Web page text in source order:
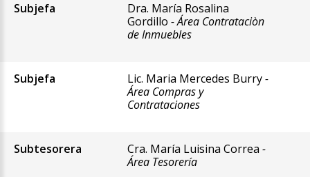
Subjefa
Dra. María Rosalina
Gordillo - Área Contrataciòn
de Inmuebles
Subjefa Lic. Maria Mercedes Burry-
Área Compras y
Contrataciones
Subtesorera Cra. María Luisina Correa -
Área Tesorería